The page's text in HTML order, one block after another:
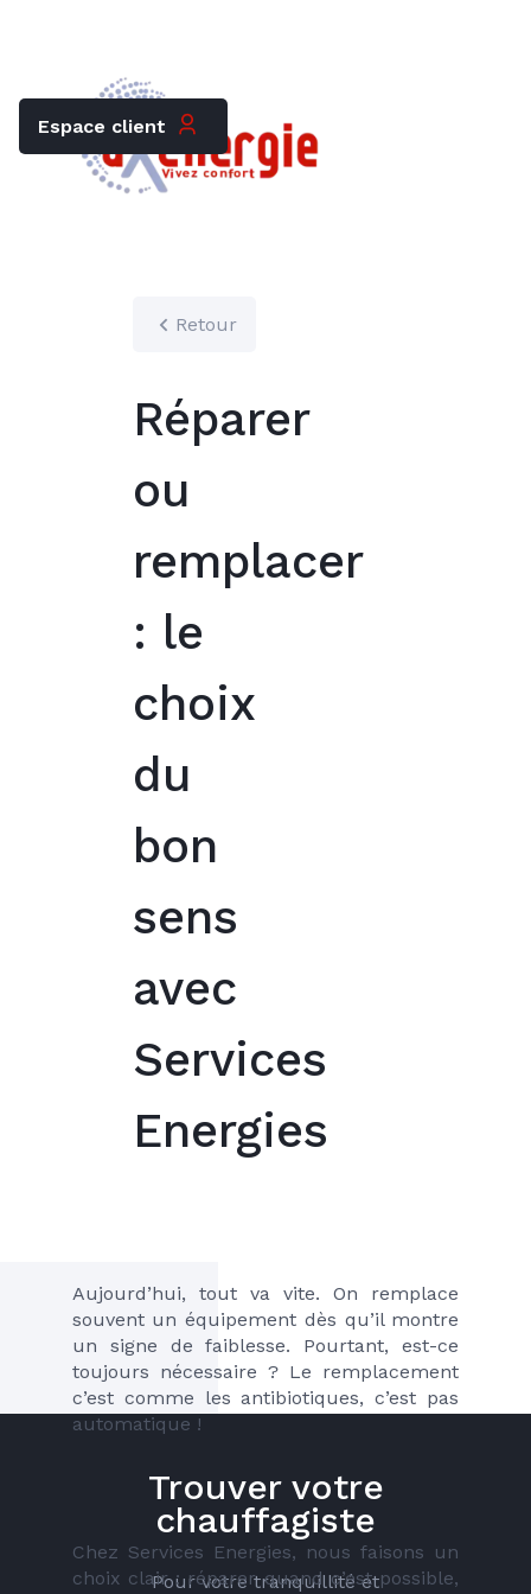
Espace client
Retour
Réparer
ou
remplacer
: le
choix
du
bon
sens
avec
Services
Energies
Aujourd’hui, tout va vite. On remplace
souvent un équipement dès qu’il montre
un signe de faiblesse. Pourtant, est-ce
toujours nécessaire ? Le remplacement
c’est comme les antibiotiques, c’est pas
automatique !
Chez Services Energies, nous faisons un
choix clair : réparer quand c’est possible,
Trouver votre
chauffagiste
Pour votre tranquillité et